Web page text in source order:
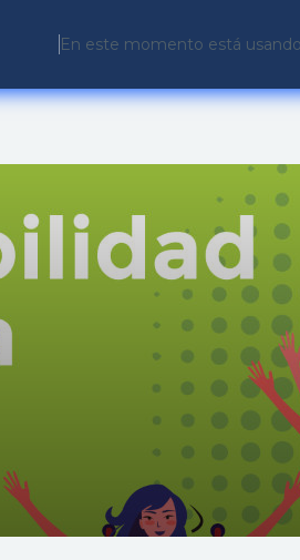
En este momento está